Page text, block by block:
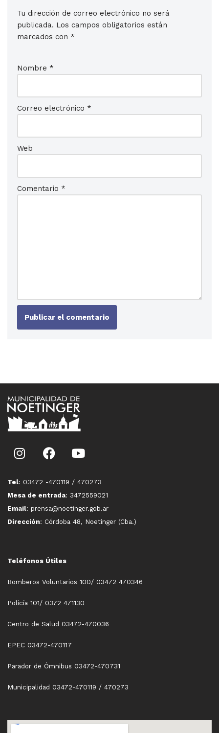
Tu dirección de correo electrónico no será
publicada. Los campos obligatorios están
marcados con *
Nombre *
Correo electrónico *
Web
Comentario *
Tel: 03472 -470119 / 470273
Mesa de entrada: 3472559021
Email: prensa@noetinger.gob.ar
Dirección: Córdoba 48, Noetinger (Cba.)
Teléfonos Útiles
Bomberos Voluntarios 100/ 03472 470346
Policía 101/ 0372 471130
Centro de Salud 03472-470036
EPEC 03472-470117
Parador de Ómnibus 03472-470731
Municipalidad 03472-470119 / 470273